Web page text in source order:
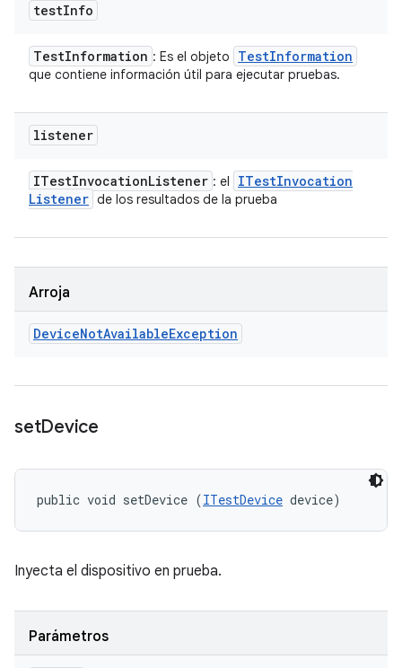
testInfo
TestInformation : Es el objeto TestInformation
que contiene información útil para ejecutar pruebas.
listener
ITestInvocationListener : el ITestInvocation
Listener de los resultados de la prueba
Arroja
DeviceNotAvailableException
setDevice
public void setDevice (ITestDevice device)
Inyecta el dispositivo en prueba.
Parámetros